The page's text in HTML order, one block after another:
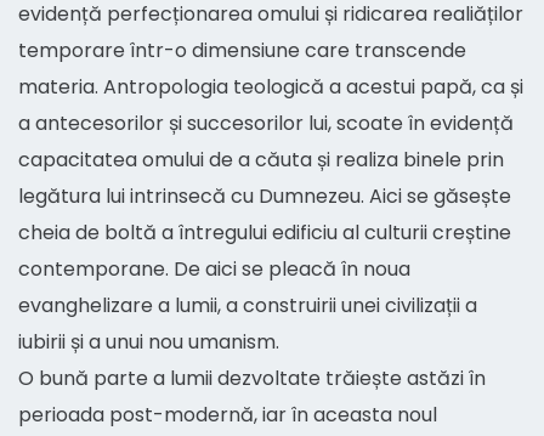
evidență perfecționarea omului și ridicarea realiăților
temporare într-o dimensiune care transcende
materia. Antropologia teologică a acestui papă, ca și
a antecesorilor și succesorilor lui, scoate în evidență
capacitatea omului de a căuta și realiza binele prin
legătura lui intrinsecă cu Dumnezeu. Aici se găsește
cheia de boltă a întregului edificiu al culturii creștine
contemporane. De aici se pleacă în noua
evanghelizare a lumii, a construirii unei civilizații a
iubirii și a unui nou umanism.
O bună parte a lumii dezvoltate trăiește astăzi în
perioada post-modernă, iar în aceasta noul